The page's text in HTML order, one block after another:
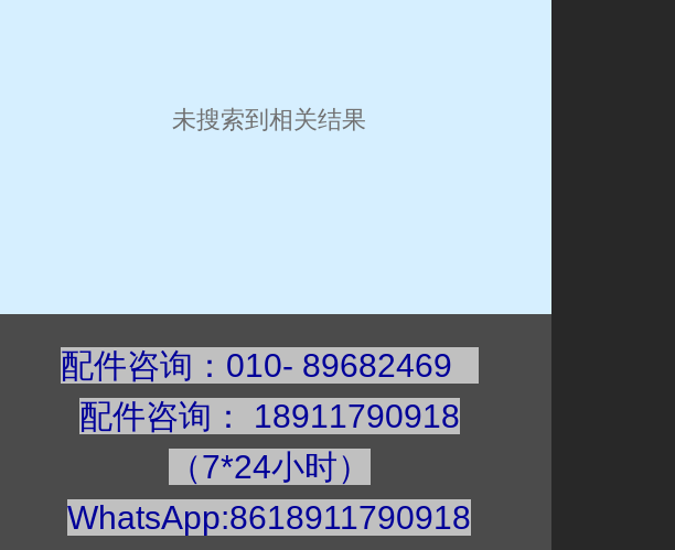
未搜索到相关结果
配件咨询：010- 89682469
配件咨询 ： 18911790918
（7*24小时）
WhatsApp:8618911790918